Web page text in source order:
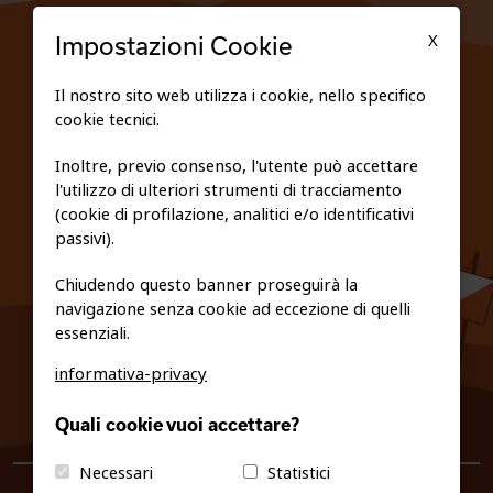
PRIVACY E COOKIE POLICY
info@fiso.it|fiso@pec-mail.eu
X
Impostazioni Cookie
Il nostro sito web utilizza i cookie, nello specifico
cookie tecnici.
Inoltre, previo consenso, l'utente può accettare
l'utilizzo di ulteriori strumenti di tracciamento
(cookie di profilazione, analitici e/o identificativi
passivi).
Chiudendo questo banner proseguirà la
navigazione senza cookie ad eccezione di quelli
essenziali.
informativa-privacy
Quali cookie vuoi accettare?
Necessari Statistici